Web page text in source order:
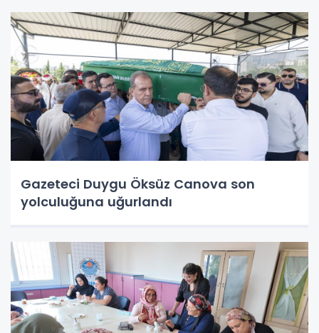
Gazeteci Duygu Öksüz Canova son
yolculuğuna uğurlandı